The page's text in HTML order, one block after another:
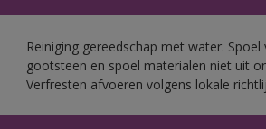
Reiniging gereedschap met water.
gootsteen en spoel materialen niet uit
Verfresten afvoeren volgens lokale